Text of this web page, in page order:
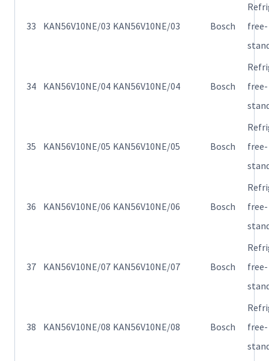
33 KAN56V10NE/03 KAN56V10NE/03 Bosch
free-
34 KAN56V10NE/04 KAN56V10NE/04 Bosch
free-
35 KAN56V10NE/05 KAN56V10NE/05 Bosch
free-
36 KAN56V10NE/06 KAN56V10NE/06 Bosch
free-
37 KAN56V10NE/07 KAN56V10NE/07 Bosch
free-
38 KAN56V10NE/08 KAN56V10NE/08 Bosch
free-